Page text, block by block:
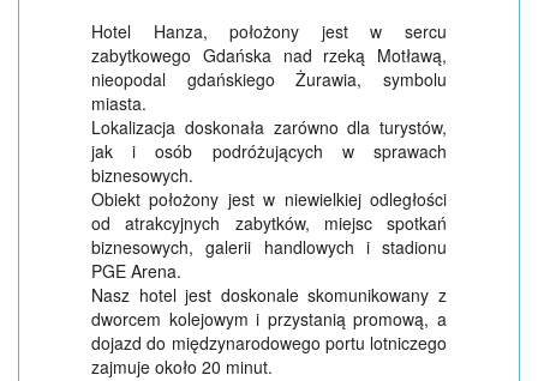
Hotel Hanza, położony jest w sercu
zabytkowego Gdańska nad rzeką Motławą,
nieopodal gdańskiego Żurawia, symbolu
miasta.
Lokalizacja doskonała zarówno dla turystów,
jak i osób podróżujących w sprawach
biznesowych.
Obiekt położony jest w niewielkiej odległości
od atrakcyjnych zabytków, miejsc spotkań
biznesowych, galerii handlowych i stadionu
PGE Arena.
Nasz hotel jest doskonale skomunikowany z
dworcem kolejowym i przystanią promową, a
dojazd do międzynarodowego portu lotniczego
zajmuje około 20 minut.